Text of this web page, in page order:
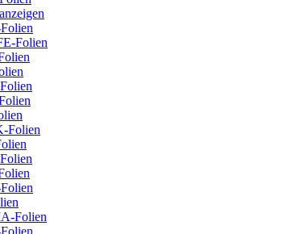
Folien
Folien
Folien